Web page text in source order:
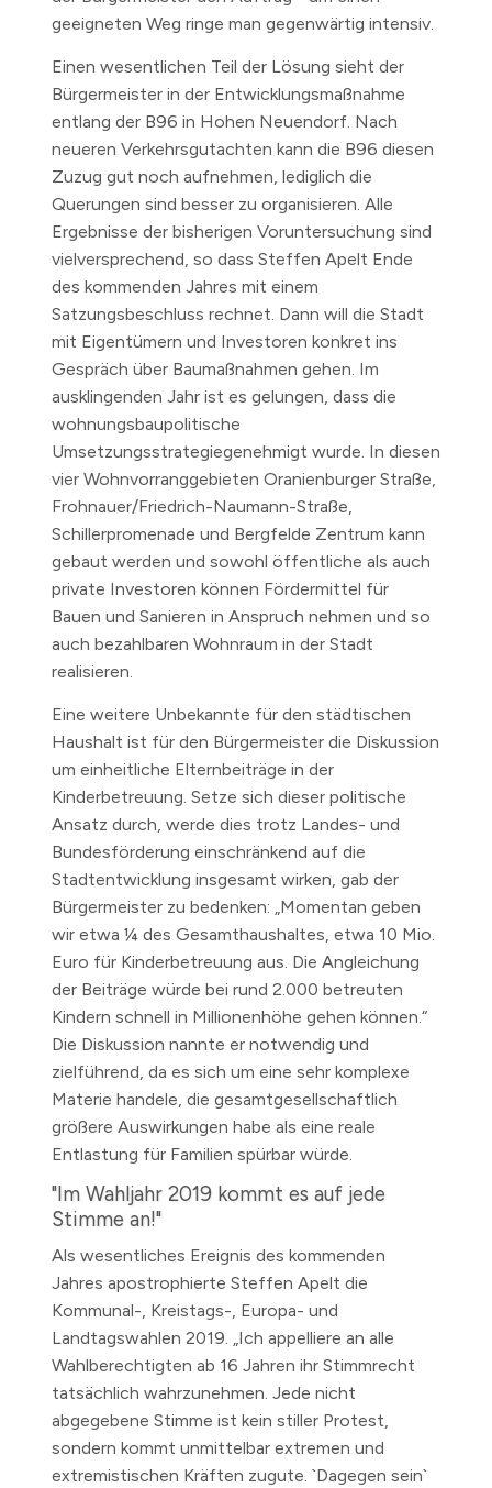
geeigneten Weg ringe man gegenwärtig intensiv.
Einen wesentlichen Teil der Lösung sieht der
Bürgermeister in der Entwicklungsmaßnahme
entlang der B96 in Hohen Neuendorf. Nach
neueren Verkehrsgutachten kann die B96 diesen
Zuzug gut noch aufnehmen, lediglich die
Querungen sind besser zu organisieren. Alle
Ergebnisse der bisherigen Voruntersuchung sind
vielversprechend, so dass Steffen Apelt Ende
des kommenden Jahres mit einem
Satzungsbeschluss rechnet. Dann will die Stadt
mit Eigentümern und Investoren konkret ins
Gespräch über Baumaßnahmen gehen. Im
ausklingenden Jahr ist es gelungen, dass die
wohnungsbaupolitische
Umsetzungsstrategiegenehmigt wurde. In diesen
vier Wohnvorranggebieten Oranienburger Straße,
Frohnauer/Friedrich-Naumann-Straße,
Schillerpromenade und Bergfelde Zentrum kann
gebaut werden und sowohl öffentliche als auch
private Investoren können Fördermittel für
Bauen und Sanieren in Anspruch nehmen und so
auch bezahlbaren Wohnraum in der Stadt
realisieren.
Eine weitere Unbekannte für den städtischen
Haushalt ist für den Bürgermeister die Diskussion
um einheitliche Elternbeiträge in der
Kinderbetreuung. Setze sich dieser politische
Ansatz durch, werde dies trotz Landes- und
Bundesförderung einschränkend auf die
Stadtentwicklung insgesamt wirken, gab der
Bürgermeister zu bedenken: „Momentan geben
wir etwa ¼ des Gesamthaushaltes, etwa 10 Mio.
Euro für Kinderbetreuung aus. Die Angleichung
der Beiträge würde bei rund 2.000 betreuten
Kindern schnell in Millionenhöhe gehen können.“
Die Diskussion nannte er notwendig und
zielführend, da es sich um eine sehr komplexe
Materie handele, die gesamtgesellschaftlich
größere Auswirkungen habe als eine reale
Entlastung für Familien spürbar würde.
"Im Wahljahr 2019 kommt es auf jede
Stimme an!"
Als wesentliches Ereignis des kommenden
Jahres apostrophierte Steffen Apelt die
Kommunal-, Kreistags-, Europa- und
Landtagswahlen 2019. „Ich appelliere an alle
Wahlberechtigten ab 16 Jahren ihr Stimmrecht
tatsächlich wahrzunehmen. Jede nicht
abgegebene Stimme ist kein stiller Protest,
sondern kommt unmittelbar extremen und
extremistischen Kräften zugute. `Dagegen sein`